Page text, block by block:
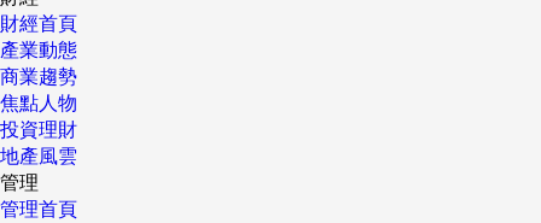
財經首頁
產業動態
商業趨勢
焦點人物
投資理財
地產風雲
管理
管理首頁